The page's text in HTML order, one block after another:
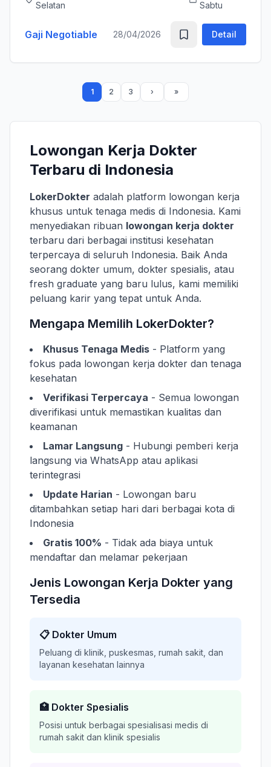
Selatan
Sabtu
Gaji Negotiable 28/04/2026 Detail
1 2 3
Lowongan Kerja Dokter
Terbaru di Indonesia
LokerDokter adalah platform lowongan kerja
khusus untuk tenaga medis di Indonesia. Kami
menyediakan ribuan lowongan kerja dokter
terbaru dari berbagai institusi kesehatan
terpercaya di seluruh Indonesia. Baik Anda
seorang dokter umum, dokter spesialis, atau
fresh graduate yang baru lulus, kami memiliki
peluang karir yang tepat untuk Anda.
Mengapa Memilih LokerDokter?
Khusus Tenaga Medis - Platform yang
fokus pada lowongan kerja dokter dan tenaga
kesehatan
Verifikasi Terpercaya - Semua lowongan
diverifikasi untuk memastikan kualitas dan
keamanan
Lamar Langsung - Hubungi pemberi kerja
langsung via WhatsApp atau aplikasi
terintegrasi
Update Harian - Lowongan baru
ditambahkan setiap hari dari berbagai kota di
Indonesia
Gratis 100% - Tidak ada biaya untuk
mendaftar dan melamar pekerjaan
Jenis Lowongan Kerja Dokter yang
Tersedia
📋 Dokter Umum
Peluang di klinik, puskesmas, rumah sakit, dan
layanan kesehatan lainnya
🏥 Dokter Spesialis
Posisi untuk berbagai spesialisasi medis di
rumah sakit dan klinik spesialis